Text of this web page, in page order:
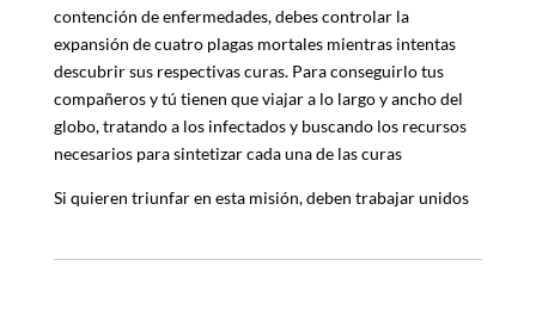
contención de enfermedades, debes controlar la
expansión de cuatro plagas mortales mientras intentas
descubrir sus respectivas curas. Para conseguirlo tus
compañeros y tú tienen que viajar a lo largo y ancho del
globo, tratando a los infectados y buscando los recursos
necesarios para sintetizar cada una de las curas
Si quieren triunfar en esta misión, deben trabajar unidos